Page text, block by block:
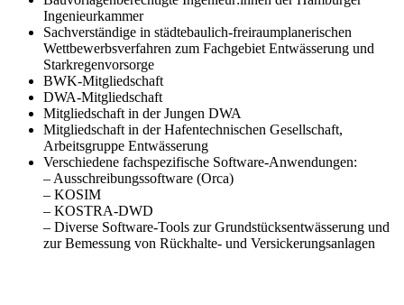
Ingenieurkammer
Sachverständige in städtebaulich-freiraumplanerischen
Wettbewerbsverfahren zum Fachgebiet Entwässerung und
Starkregenvorsorge
BWK-Mitgliedschaft
DWA-Mitgliedschaft
Mitgliedschaft in der Jungen DWA
Mitgliedschaft in der Hafentechnischen Gesellschaft,
Arbeitsgruppe Entwässerung
Verschiedene fachspezifische Software-Anwendungen:
– Ausschreibungssoftware (Orca)
– KOSIM
– KOSTRA-DWD
– Diverse Software-Tools zur Grundstücksentwässerung und
zur Bemessung von Rückhalte- und Versickerungsanlagen